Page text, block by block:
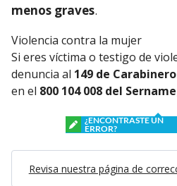
menos graves.
Violencia contra la mujer
Si eres víctima o testigo de
denuncia al 149 de
en el 800 104 008 del
¿ENCONTRASTE UN
ERROR?
Revisa nuestra página de